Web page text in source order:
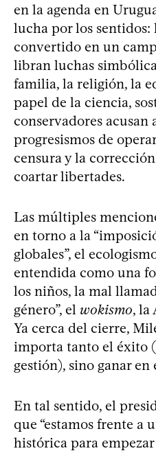
en la agenda en
lucha por los sentidos:
convertido en un
libran luchas
familia, la religión, la
papel de la ciencia,
conservadores acusan
progresismos de
censura y la
coartar libertades.
Las múltiples
en torno a la
globales”, el
entendida como una
los niños, la mal
género”, el wokismo, la
Ya cerca del cierre,
importa tanto el éxito
gestión), sino ganar
En tal sentido, el
que “estamos frente a
histórica para